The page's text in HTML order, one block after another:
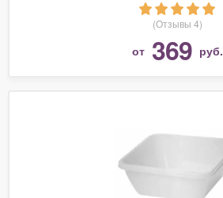
(Отзывы 4)
от 369 руб.